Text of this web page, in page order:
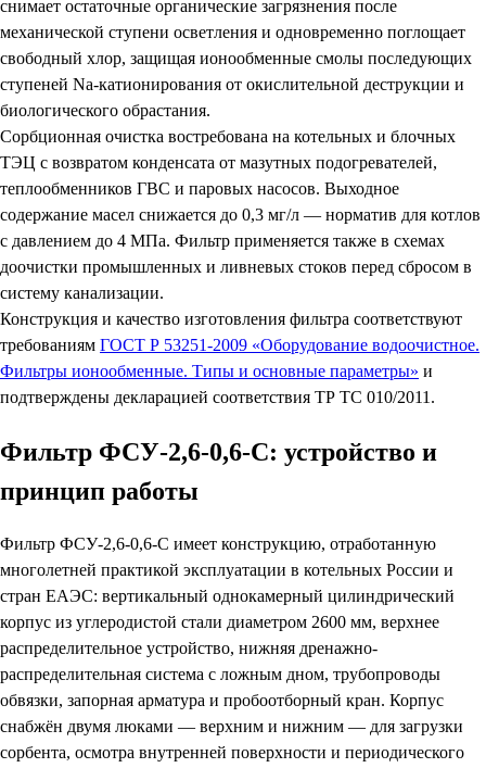
снимает остаточные органические загрязнения после
механической ступени осветления и одновременно поглощает
свободный хлор, защищая ионообменные смолы последующих
ступеней Na-катионирования от окислительной деструкции и
биологического обрастания.
Сорбционная очистка востребована на котельных и блочных
ТЭЦ с возвратом конденсата от мазутных подогревателей,
теплообменников ГВС и паровых насосов. Выходное
содержание масел снижается до 0,3 мг/л — норматив для котлов
с давлением до 4 МПа. Фильтр применяется также в схемах
доочистки промышленных и ливневых стоков перед сбросом в
систему канализации.
Конструкция и качество изготовления фильтра соответствуют
требованиям ГОСТ Р 53251-2009 «Оборудование водоочистное.
Фильтры ионообменные. Типы и основные параметры» и
подтверждены декларацией соответствия ТР ТС 010/2011.
Фильтр ФСУ-2,6-0,6-С: устройство и
принцип работы
Фильтр ФСУ-2,6-0,6-С имеет конструкцию, отработанную
многолетней практикой эксплуатации в котельных России и
стран ЕАЭС: вертикальный однокамерный цилиндрический
корпус из углеродистой стали диаметром 2600 мм, верхнее
распределительное устройство, нижняя дренажно-
распределительная система с ложным дном, трубопроводы
обвязки, запорная арматура и пробоотборный кран. Корпус
снабжён двумя люками — верхним и нижним — для загрузки
сорбента, осмотра внутренней поверхности и периодического